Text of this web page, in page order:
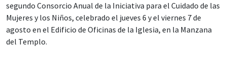
segundo Consorcio Anual de la Iniciativa para el Cuidado de las
Mujeres y los Niños, celebrado el jueves 6 y el viernes 7 de
agosto en el Edificio de Oficinas de la Iglesia, en la Manzana
del Templo.